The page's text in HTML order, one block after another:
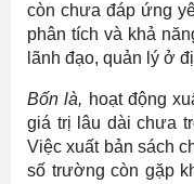
còn chưa đáp ứng
phân tích và khả
lãnh đạo, quản lý ở
Bốn là, hoạt động
giá trị lâu dài chưa
Việc xuất bản sách
số trường còn gặp